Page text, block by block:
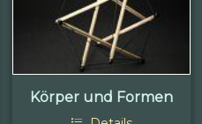
Körper und Formen